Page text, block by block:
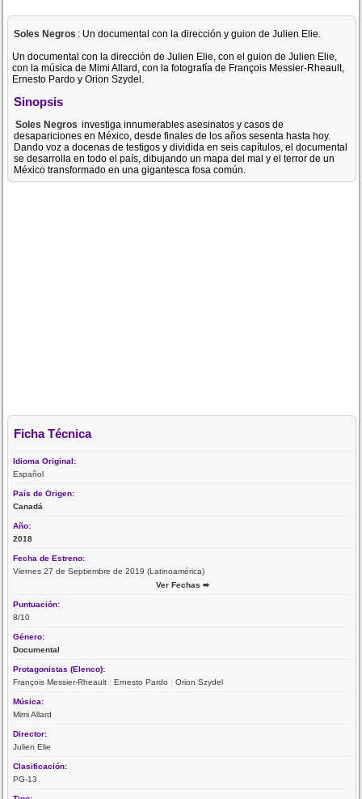
Soles Negros : Un documental con la dirección y guion de Julien Elie.
Un documental con la dirección de Julien Elie, con el guion de Julien Elie,
con la música de Mimi Allard, con la fotografía de François Messier-Rheault,
Ernesto Pardo y Orion Szydel.
Sinopsis
Soles Negros investiga innumerables asesinatos y casos de
desapariciones en México, desde finales de los años sesenta hasta hoy.
Dando voz a docenas de testigos y dividida en seis capítulos, el documental
se desarrolla en todo el país, dibujando un mapa del mal y el terror de un
México transformado en una gigantesca fosa común.
Ficha Técnica
Idioma Original:
Español
País de Origen:
Canadá
Año:
2018
Fecha de Estreno:
Viernes 27 de Septiembre de 2019 (Latinoamérica)
Ver Fechas ➨
Puntuación:
8/10
Género:
Documental
Protagonistas (Elenco):
François Messier-Rheault |Ernesto Pardo |Orion Szydel
Música:
Mimi Allard
Director:
Julien Elie
Clasificación:
PG-13